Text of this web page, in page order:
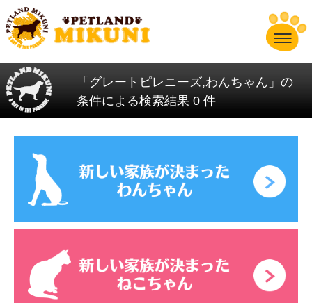
「グレートピレニーズ,わんちゃん」の
条件による検索結果 0 件